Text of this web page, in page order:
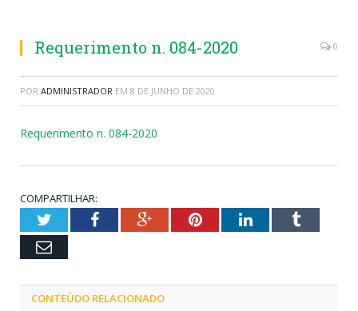
Requerimento n. 084-2020 0
POR ADMINISTRADOR EM 8 DE JUNHO DE 2020
Requerimento n. 084-2020
COMPARTILHAR:
TwitterFacebookGoogle+PinterestLinkedInTumblr
Email
CONTEÚDO RELACIONADO